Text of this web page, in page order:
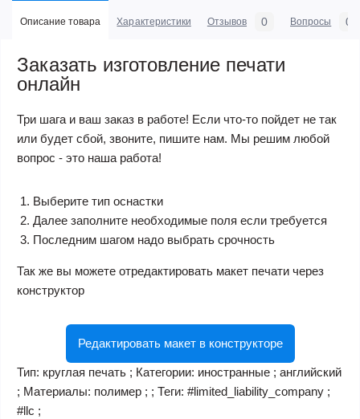
Описание товара Характеристики Отзывов 0 Вопросы 0
Заказать изготовление печати
онлайн
Три шага и ваш заказ в работе! Если что-то пойдет не так
или будет сбой, звоните, пишите нам. Мы решим любой
вопрос - это наша работа!
Выберите тип оснастки
Далее заполните необходимые поля если требуется
Последним шагом надо выбрать срочность
Так же вы можете отредактировать макет печати через
конструктор
Редактировать макет в конструкторе
Тип: круглая печать ; Категории: иностранные ; английский
; Материалы: полимер ; ; Теги: #limited_liability_company ;
#llc ;